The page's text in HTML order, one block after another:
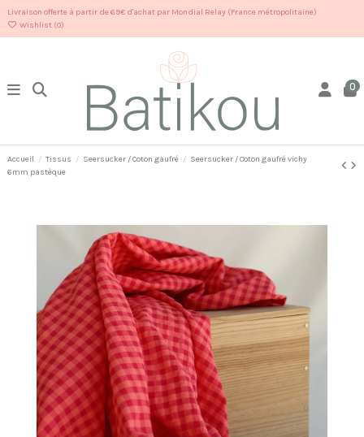
Livraison offerte à partir de 69€ d'achat par Mondial Relay (France métropolitaine)
Wishlist (0)
0
Accueil Tissus Seersucker / Coton gaufré
Seersucker / Coton gaufré vichy
6mm pastèque